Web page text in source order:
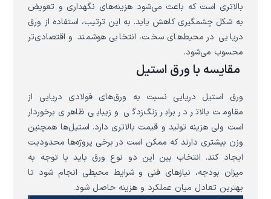
بالاتری است که باعث می‌شود هزینه‌های نگهداری و تعویض
به شکل چشمگیری کاهش یابد. به این ترتیب، استفاده از ورق
دریایی در محیط‌های سخت، انتخابی هوشمند و اقتصادی‌تر
محسوب می‌شود.
مقایسه با ورق استیل
ورق استیل دریایی نسبت به ورق‌های فولادی دریایی از
مقاومت بالاتر در برابر زنگ‌زدگی و زیبایی ظاهری برخوردار
است ولی هزینه تولید و قیمت بالاتری دارد. استیل‌ها همچنین
وزن بیشتری دارند که ممکن است در برخی پروژه‌ها محدودیت
ایجاد کند. انتخاب بین این دو نوع ورق باید با توجه به
میزان بودجه، نیازهای فنی و شرایط محیطی انجام شود تا
بهترین تعادل میان عملکرد و هزینه حاصل شود.